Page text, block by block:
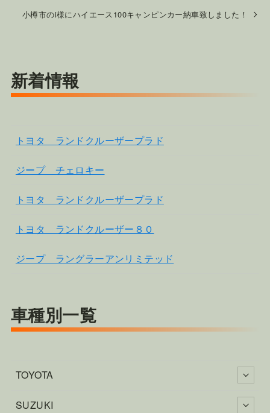
小樽市のi様にハイエース100キャンピンカー納車致しました！
新着情報
トヨタ ランドクルーザープラド
ジープ チェロキー
トヨタ ランドクルーザープラド
トヨタ ランドクルーザー８０
ジープ ラングラーアンリミテッド
車種別一覧
TOYOTA
SUZUKI